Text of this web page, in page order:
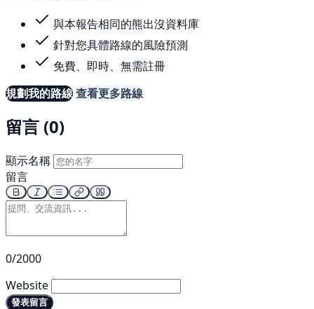
與本報告相同的熊出沒資料庫
針對您具體路線的風險預測
免費、即時、無需註冊
規劃我的路線查看更多路線
留言 (0)
顯示名稱
留言
0/2000
Website
發表留言